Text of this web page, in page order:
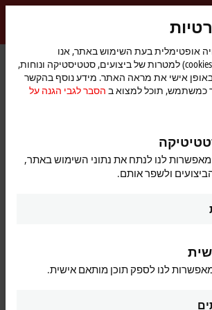
New
Automation
Technology
דף
הבית
חברה חדשות Beckhoff at Hannover
"מאשר", נציג בפניך את קטע הווידיאו
הפרטיות, וכדי שתוכל לקבל תוכן חיצוני מ-
Beckhoff at Hannover
אופטימלית בעת השימוש באתר, אנו
משתמשים בעוגיות (cookies) למטרות של ביצועים, סטטיסטיקה ונוחות,
אישי את מראה האתר. מידע נוסף בהקשר
כמשתמש, תוכל למצוא ב הסבר לגבי הגנה על
מאפשרות לנו לנתח את נתוני השימוש באתר,
ולשפר אותם.
מאפשרות לנו לספק תוכן מותאם אישית.